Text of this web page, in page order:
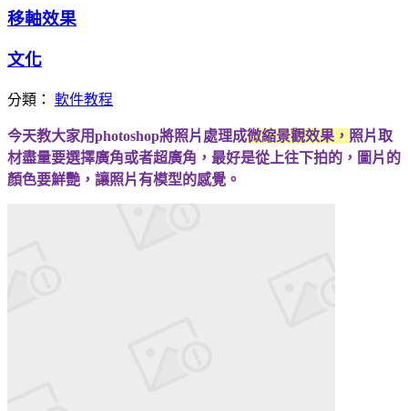
移軸效果
文化
分類： 軟件教程
今天教大家用photoshop將照片處理成微縮景觀效果， 照片取
材盡量要選擇廣角或者超廣角，最好是從上往下拍的，圖片的
顏色要鮮艷，讓照片有模型的感覺。